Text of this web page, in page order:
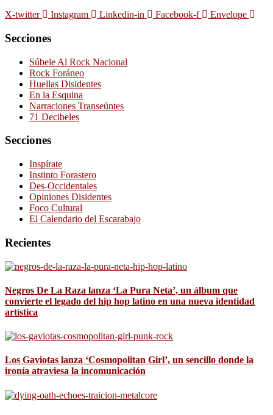
X-twitter
Instagram Linkedin-in Facebook-f Envelope
Secciones
Súbele Al Rock Nacional
Rock Foráneo
Huellas Disidentes
En la Esquina
Narraciones Transeúntes
71 Decibeles
Secciones
Inspírate
Instinto Forastero
Des-Occidentales
Opiniones Disidentes
Foco Cultural
El Calendario del Escarabajo
Recientes
Negros De La Raza lanza ‘La Pura Neta’, un álbum que
convierte el legado del hip hop latino en una nueva identidad
artística
Los Gaviotas lanza ‘Cosmopolitan Girl’, un sencillo donde la
ironía atraviesa la incomunicación